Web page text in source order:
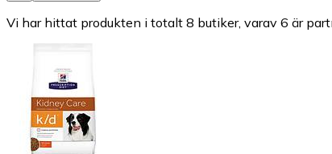
Vi har hittat produkten i totalt 8 butiker, varav 6 är